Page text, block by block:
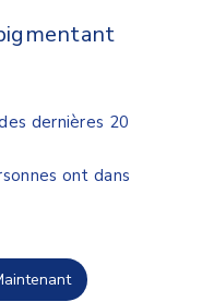
dernières 20
ont dans